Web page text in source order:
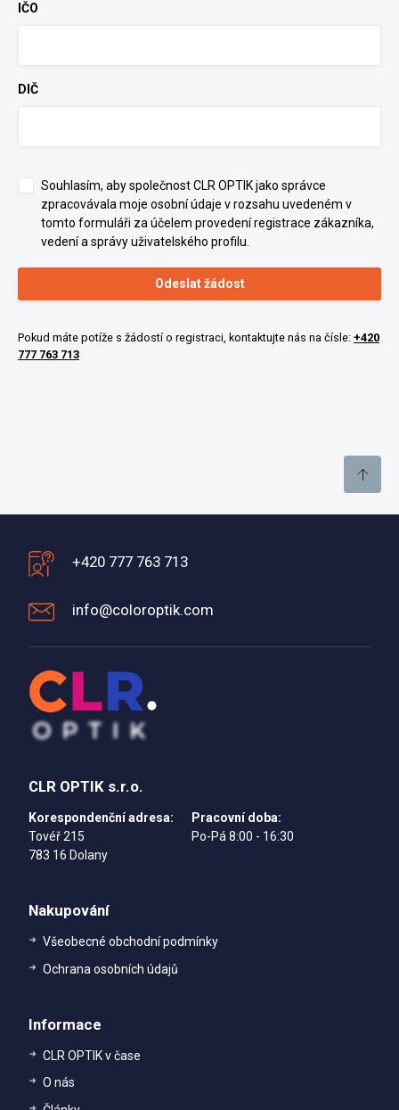
IČO
DIČ
Souhlasím, aby společnost CLR OPTIK jako správce
zpracovávala moje osobní údaje v rozsahu uvedeném v
tomto formuláři za účelem provedení registrace zákazníka,
vedení a správy uživatelského profilu.
Odeslat žádost
Pokud máte potíže s žádostí o registraci, kontaktujte nás na čísle: +420
777 763 713
+420 777 763 713
info@coloroptik.com
CLR OPTIK s.r.o.
Korespondenční adresa:
Tovéř 215
783 16 Dolany
Pracovní doba:
Po-Pá 8:00 - 16:30
Nakupování
Všeobecné obchodní podmínky
Ochrana osobních údajů
Informace
CLR OPTIK v čase
O nás